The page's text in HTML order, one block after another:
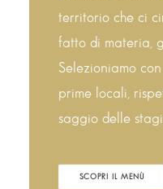
territorio che ci
fatto di materia,
Selezioniamo
prime locali,
saggio delle
SCOPRI IL MENÙ